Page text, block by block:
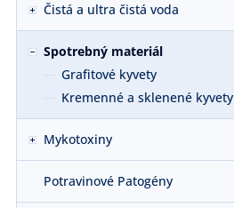
Čistá a ultra čistá voda
Spotrebný materiál
Grafitové kyvety
Kremenné a sklenené kyvety
Mykotoxiny
Potravinové Patogény